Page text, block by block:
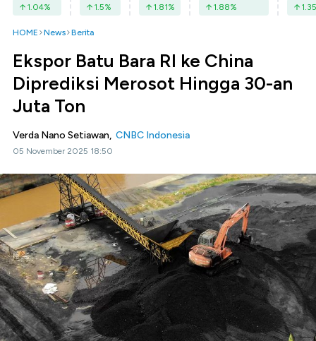
1.04% 1.5% 1.81% 1.88% 1.35
HOME News Berita
Ekspor Batu Bara RI ke China
Diprediksi Merosot Hingga 30-an
Juta Ton
Verda Nano Setiawan, CNBC Indonesia
05 November 2025 18:50